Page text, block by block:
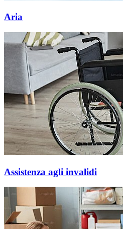
Aria
Assistenza agli invalidi